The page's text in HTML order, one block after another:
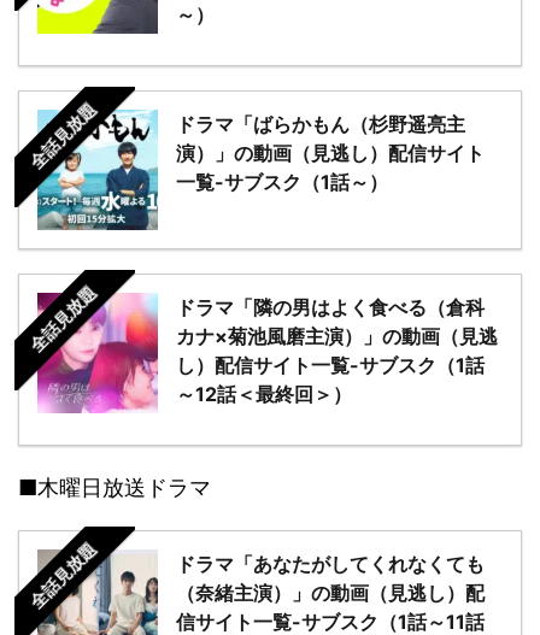
～）
全話見放題
ドラマ「ばらかもん（杉野遥亮主
演）」の動画（見逃し）配信サイト
一覧-サブスク（1話～）
全話見放題
ドラマ「隣の男はよく食べる（倉科
カナ×菊池風磨主演）」の動画（見逃
し）配信サイト一覧-サブスク（1話
～12話＜最終回＞）
■木曜日放送ドラマ
全話見放題
ドラマ「あなたがしてくれなくても
（奈緒主演）」の動画（見逃し）配
信サイト一覧-サブスク（1話～11話